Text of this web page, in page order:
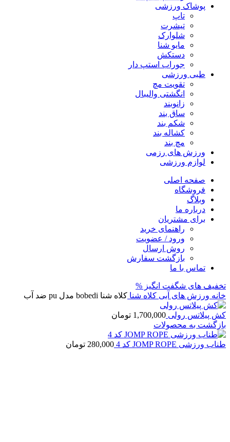
پوشاک ورزشی
تاپ
تیشرت
شلوارک
مایو شنا
دستکش
جوراب استپ دار
طبی ورزشی
تقویت مچ
انگشتی واليبال
زانوبند
ساق بند
شکم بند
کشاله بند
مچ بند
ورزش های رزمی
لوازم ورزشی
صفحه اصلی
فروشگاه
وبلاگ
درباره ما
برای مشتریان
راهنمای خرید
ورود / عضویت
روش ارسال
بازگشت سفارش
تماس با ما
تخفیف های شگفت انگیز %
خانه ورزش های آبی کلاه شنا کلاه شنا bobedi مدل pu ضد آب
کش پیلاتس رولی 1,700,000 تومان
بازگشت به محصولات
طناب ورزشی JOMP ROPE کد 4 280,000 تومان